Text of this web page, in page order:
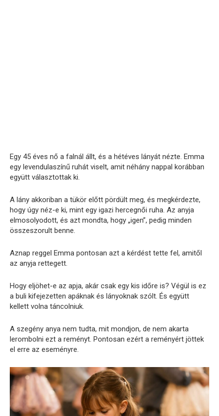
Egy 45 éves nő a falnál állt, és a hétéves lányát nézte. Emma
egy levendulaszínű ruhát viselt, amit néhány nappal korábban
együtt választottak ki.
A lány akkoriban a tükör előtt pördült meg, és megkérdezte,
hogy úgy néz-e ki, mint egy igazi hercegnői ruha. Az anyja
elmosolyodott, és azt mondta, hogy „igen”, pedig minden
összeszorult benne.
Aznap reggel Emma pontosan azt a kérdést tette fel, amitől
az anyja rettegett.
Hogy eljöhet-e az apja, akár csak egy kis időre is? Végül is ez
a buli kifejezetten apáknak és lányoknak szólt. És együtt
kellett volna táncolniuk.
A szegény anya nem tudta, mit mondjon, de nem akarta
lerombolni ezt a reményt. Pontosan ezért a reményért jöttek
el erre az eseményre.